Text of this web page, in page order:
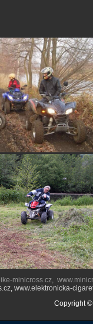
minicross.cz,
,www.elektronicka-
Copyright